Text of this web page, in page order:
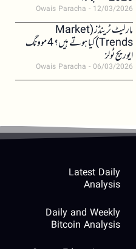
Owais Paracha 12/03/2026
مارکیٹ ٹرینڈز (Market
Trends) کیا ہوتے ہیں؟ 4 موونگ
ایوریج ٹولز
Owais Paracha 06/03/2026
Latest Daily
Analysis
Daily and Weekly
Bitcoin Analysis